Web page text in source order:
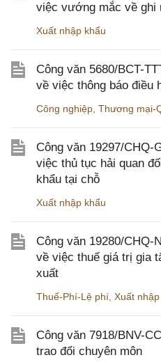
việc vướng mắc về ghi
Xuất nhập khẩu
Công văn 5680/BCT-
về việc thông báo điều
Công nghiệp Thương mại-
Công văn 19297/CHQ-
việc thủ tục hải quan
khẩu tại chỗ
Xuất nhập khẩu
Công văn 19280/CHQ-
về việc thuế giá trị gia
xuất
Thuế-Phí-Lệ phí Xuất
Công văn 7918/BNV-
trao đổi chuyên môn